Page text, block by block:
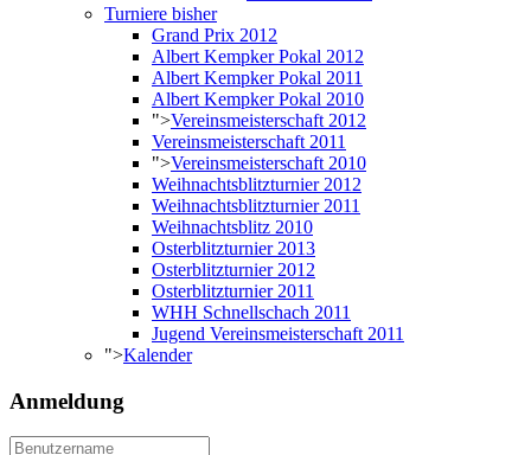
Turniere bisher
Grand Prix 2012
Albert Kempker Pokal 2012
Albert Kempker Pokal 2011
Albert Kempker Pokal 2010
">Vereinsmeisterschaft 2012
Vereinsmeisterschaft 2011
">Vereinsmeisterschaft 2010
Weihnachtsblitzturnier 2012
Weihnachtsblitzturnier 2011
Weihnachtsblitz 2010
Osterblitzturnier 2013
Osterblitzturnier 2012
Osterblitzturnier 2011
WHH Schnellschach 2011
Jugend Vereinsmeisterschaft 2011
">Kalender
Anmeldung